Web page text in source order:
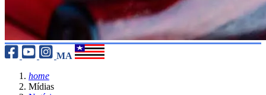
MA
home
Mídias